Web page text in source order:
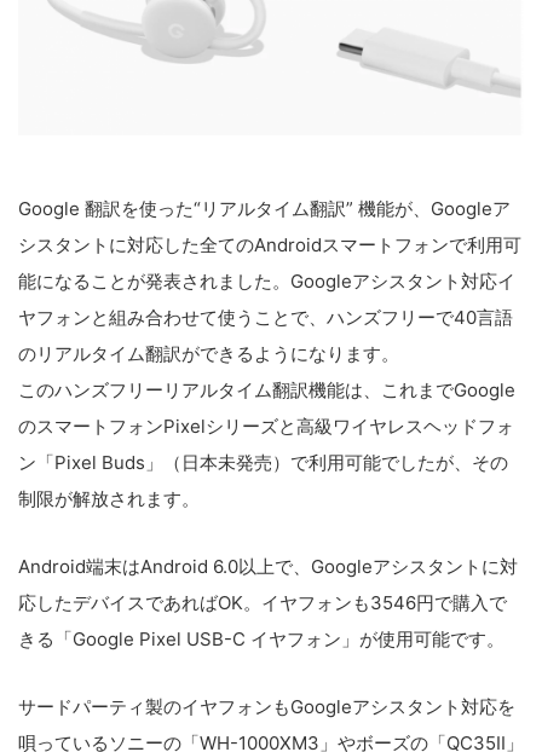
Google 翻訳を使った“リアルタイム翻訳” 機能が、Googleア
シスタントに対応した全てのAndroidスマートフォンで利用可
能になることが発表されました。Googleアシスタント対応イ
ヤフォンと組み合わせて使うことで、ハンズフリーで40言語
のリアルタイム翻訳ができるようになります。
このハンズフリーリアルタイム翻訳機能は、これまでGoogle
のスマートフォンPixelシリーズと高級ワイヤレスヘッドフォ
ン「Pixel Buds」（日本未発売）で利用可能でしたが、その
制限が解放されます。
Android端末はAndroid 6.0以上で、Googleアシスタントに対
応したデバイスであればOK。イヤフォンも3546円で購入で
きる「Google Pixel USB-C イヤフォン」が使用可能です。
サードパーティ製のイヤフォンもGoogleアシスタント対応を
唄っているソニーの「WH-1000XM3」やボーズの「QC35II」